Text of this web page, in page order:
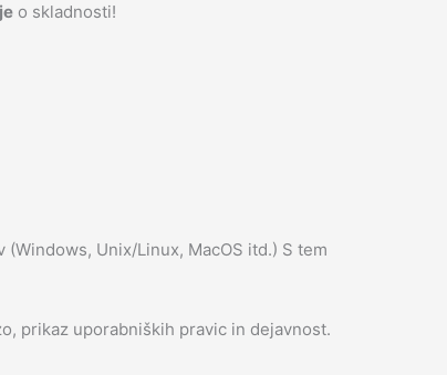
o skladnosti!
Unix/Linux, MacOS itd.) S tem
prikaz uporabniških pravic in dejavnost.